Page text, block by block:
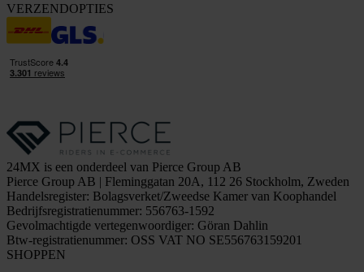
VERZENDOPTIES
24MX is een onderdeel van Pierce Group AB
Pierce Group AB | Fleminggatan 20A, 112 26 Stockholm, Zweden
Handelsregister: Bolagsverket/Zweedse Kamer van Koophandel
Bedrijfsregistratienummer: 556763-1592
Gevolmachtigde vertegenwoordiger: Göran Dahlin
Btw-registratienummer: OSS VAT NO SE556763159201
SHOPPEN